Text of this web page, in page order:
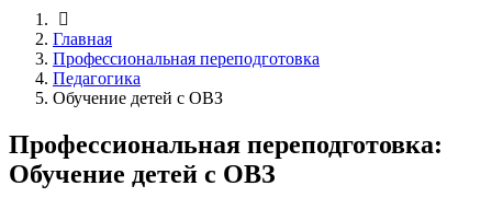
Главная
Профессиональная переподготовка
Педагогика
Обучение детей с ОВЗ
Профессиональная переподготовка:
Обучение детей с ОВЗ